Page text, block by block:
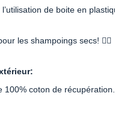
de boite en
les shampoings secs! 👍🏽
100% coton de récupération.